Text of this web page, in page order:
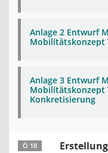
Anlage 2 Entwurf
Mobilitätskonzept
Anlage 3 Entwurf
Mobilitätskonzept
Konkretisierung
Ö 18